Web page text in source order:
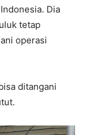
Dia
tetap
operasi
ditangani